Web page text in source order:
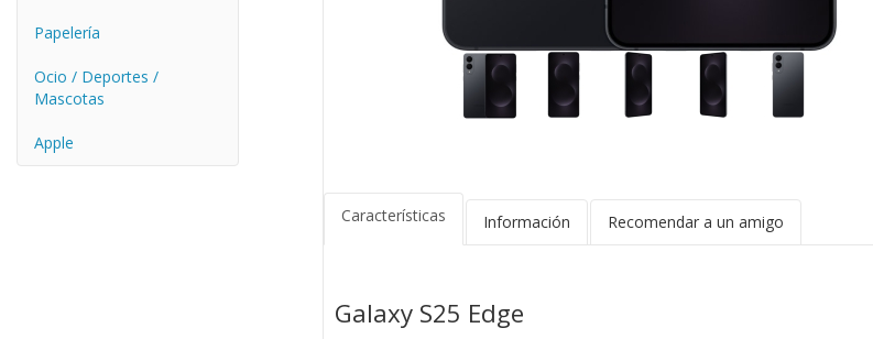
Papelería
Ocio / Deportes /
Mascotas
Apple
Características Información Recomendar a un amigo
Galaxy S25 Edge